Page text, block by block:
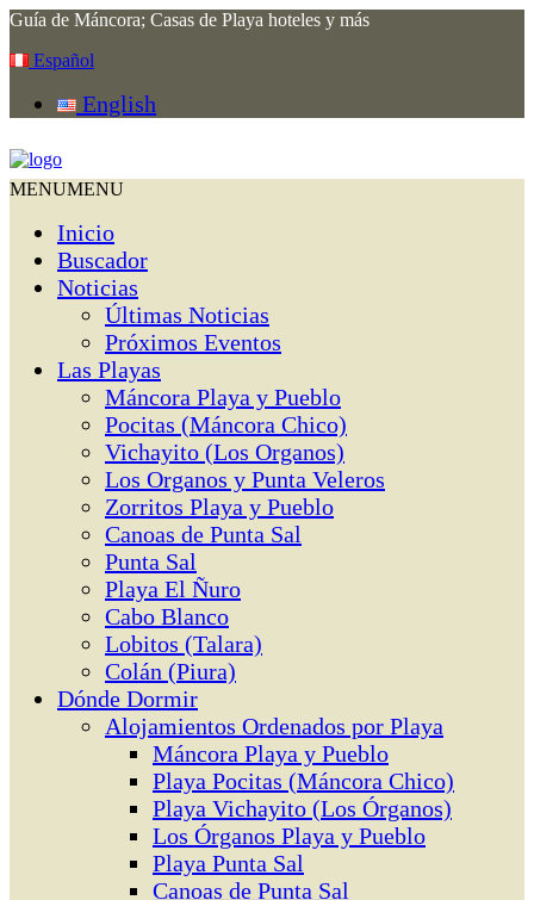
Guía de Máncora; Casas de Playa hoteles y más
Español
English
MENUMENU
Inicio
Buscador
Noticias
Últimas Noticias
Próximos Eventos
Las Playas
Máncora Playa y Pueblo
Pocitas (Máncora Chico)
Vichayito (Los Organos)
Los Organos y Punta Veleros
Zorritos Playa y Pueblo
Canoas de Punta Sal
Punta Sal
Playa El Ñuro
Cabo Blanco
Lobitos (Talara)
Colán (Piura)
Dónde Dormir
Alojamientos Ordenados por Playa
Máncora Playa y Pueblo
Playa Pocitas (Máncora Chico)
Playa Vichayito (Los Órganos)
Los Órganos Playa y Pueblo
Playa Punta Sal
Canoas de Punta Sal